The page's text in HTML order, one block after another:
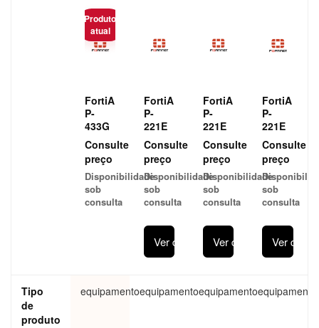
Produto
atual
FortiA
P-
433G
Consulte
preço
Disponibilidade
sob
consulta
FortiA
P-
221E
Consulte
preço
Disponibilidade
sob
consulta
Ver detalhes
FortiA
P-
221E
Consulte
preço
Disponibilidade
sob
consulta
Ver detalhes
FortiA
P-
221E
Consulte
preço
sob
consulta
Ver
Tipo
de
produto
equipamentoequipamentoequipamentoequipamento